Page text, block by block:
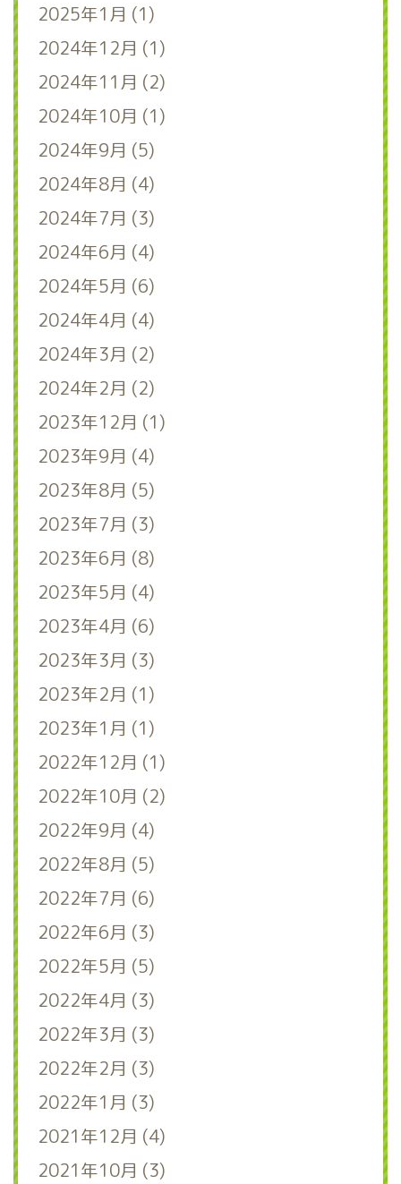
2025年1月 (1)
2024年12月 (1)
2024年11月 (2)
2024年10月 (1)
2024年9月 (5)
2024年8月 (4)
2024年7月 (3)
2024年6月 (4)
2024年5月 (6)
2024年4月 (4)
2024年3月 (2)
2024年2月 (2)
2023年12月 (1)
2023年9月 (4)
2023年8月 (5)
2023年7月 (3)
2023年6月 (8)
2023年5月 (4)
2023年4月 (6)
2023年3月 (3)
2023年2月 (1)
2023年1月 (1)
2022年12月 (1)
2022年10月 (2)
2022年9月 (4)
2022年8月 (5)
2022年7月 (6)
2022年6月 (3)
2022年5月 (5)
2022年4月 (3)
2022年3月 (3)
2022年2月 (3)
2022年1月 (3)
2021年12月 (4)
2021年10月 (3)